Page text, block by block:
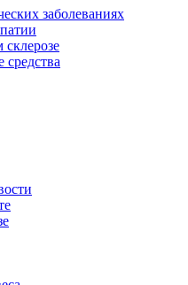
заболеваниях
средства